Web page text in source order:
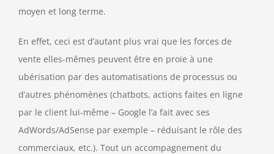
moyen et long terme.
En effet, ceci est d’autant plus vrai que les forces de
vente elles-mêmes peuvent être en proie à une
ubérisation par des automatisations de processus ou
d’autres phénomènes (chatbots, actions faites en ligne
par le client lui-même – Google l’a fait avec ses
AdWords/AdSense par exemple – réduisant le rôle des
commerciaux, etc.). Tout un accompagnement du